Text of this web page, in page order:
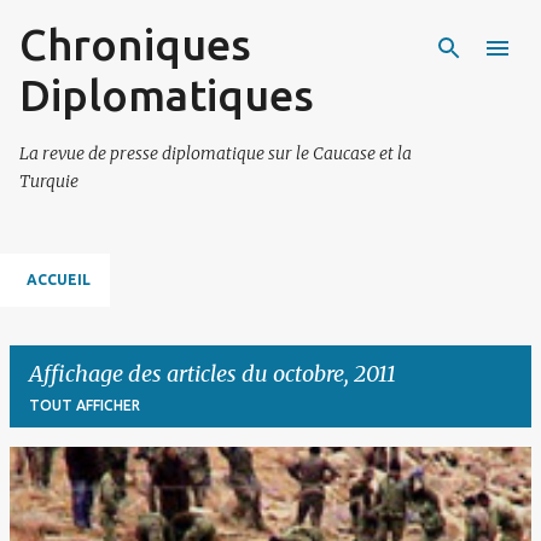
Accéder au contenu principal
Chroniques
Diplomatiques
La revue de presse diplomatique sur le Caucase et la
Turquie
ACCUEIL
Affichage des articles du octobre, 2011
TOUT AFFICHER
A
r